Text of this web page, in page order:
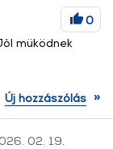
0
müködnek
Új hozzászólás »
02. 19.